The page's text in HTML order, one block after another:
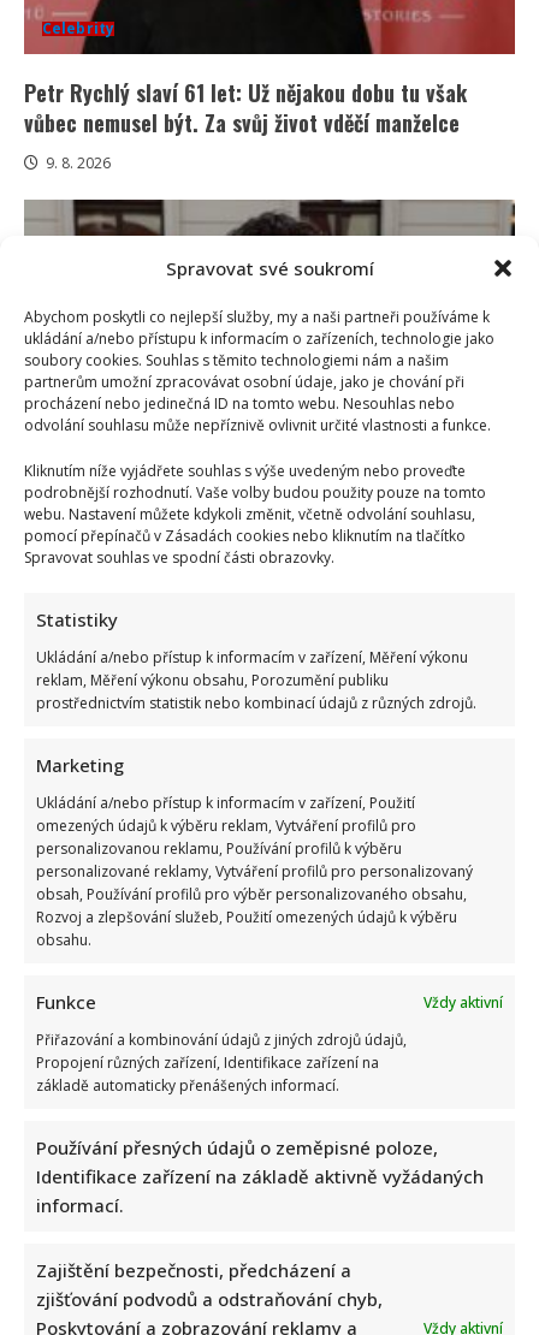
Spravovat své soukromí
Abychom poskytli co nejlepší služby, my a naši partneři používáme k
ukládání a/nebo přístupu k informacím o zařízeních, technologie jako
soubory cookies. Souhlas s těmito technologiemi nám a našim
partnerům umožní zpracovávat osobní údaje, jako je chování při
procházení nebo jedinečná ID na tomto webu. Nesouhlas nebo
odvolání souhlasu může nepříznivě ovlivnit určité vlastnosti a funkce.
Kliknutím níže vyjádřete souhlas s výše uvedeným nebo proveďte
podrobnější rozhodnutí. Vaše volby budou použity pouze na tomto
webu. Nastavení můžete kdykoli změnit, včetně odvolání souhlasu,
pomocí přepínačů v Zásadách cookies nebo kliknutím na tlačítko
Spravovat souhlas ve spodní části obrazovky.
Statistiky
Ukládání a/nebo přístup k informacím v zařízení, Měření výkonu
reklam, Měření výkonu obsahu, Porozumění publiku
prostřednictvím statistik nebo kombinací údajů z různých zdrojů.
Marketing
Ukládání a/nebo přístup k informacím v zařízení, Použití
omezených údajů k výběru reklam, Vytváření profilů pro
personalizovanou reklamu, Používání profilů k výběru
personalizované reklamy, Vytváření profilů pro personalizovaný
obsah, Používání profilů pro výběr personalizovaného obsahu,
Rozvoj a zlepšování služeb, Použití omezených údajů k výběru
obsahu.
Funkce
Vždy aktivní
Přiřazování a kombinování údajů z jiných zdrojů údajů,
Propojení různých zařízení, Identifikace zařízení na
základě automaticky přenášených informací.
Používání přesných údajů o zeměpisné poloze,
Identifikace zařízení na základě aktivně vyžádaných
informací.
Zajištění bezpečnosti, předcházení a
zjišťování podvodů a odstraňování chyb,
Poskytování a zobrazování reklamy a
Vždy aktivní
Celebrity
Petr Rychlý slaví 61 let: Už nějakou dobu tu však
vůbec nemusel být. Za svůj život vděčí manželce
9. 8. 2026
Celebrity
Jak bydlí Jan Bendig: Domov známého zpěváka
nepůsobí nijak přepychově, zaujme spíše svou
osobností
Celebrity
Ondřej Sokol utekl před českými vedry do Skotska. S
9. 8. 2026
Celebrity Zajímavosti